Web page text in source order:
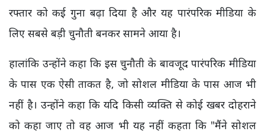
रफ्तार को कई गुना बढ़ा दिया है और यह पारंपरिक मीडिया के
लिए सबसे बड़ी चुनौती बनकर सामने आया है।
हालांकि उन्होंने कहा कि इस चुनौती के बावजूद पारंपरिक मीडिया
के पास एक ऐसी ताकत है, जो सोशल मीडिया के पास आज भी
नहीं है। उन्होंने कहा कि यदि किसी व्यक्ति से कोई खबर दोहराने
को कहा जाए तो वह आज भी यह नहीं कहता कि "मैंने सोशल